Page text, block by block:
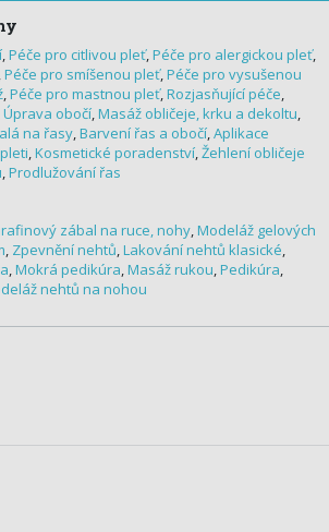
,Péče pro citlivou pleť,Péče pro alergickou pleť,
Péče pro smíšenou pleť,Péče pro vysušenou
,Péče pro mastnou pleť,Rozjasňující péče,
Úprava obočí,Masáž obličeje, krku a dekoltu,
na řasy,Barvení řas a obočí,Aplikace
,Kosmetické poradenství,Žehlení obličeje
,Prodlužování řas
zábal na ruce, nohy,Modeláž gelových
, Zpevnění nehtů,Lakování nehtů klasické,
,Mokrá pedikúra,Masáž rukou,Pedikúra,
nehtů na nohou